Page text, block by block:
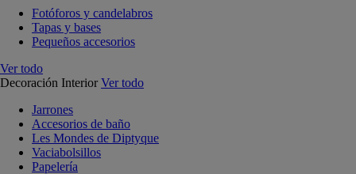
Fotóforos y candelabros
Tapas y bases
Pequeños accesorios
Ver todo
Decoración Interior Ver todo
Jarrones
Accesorios de baño
Les Mondes de Diptyque
Vaciabolsillos
Papelería